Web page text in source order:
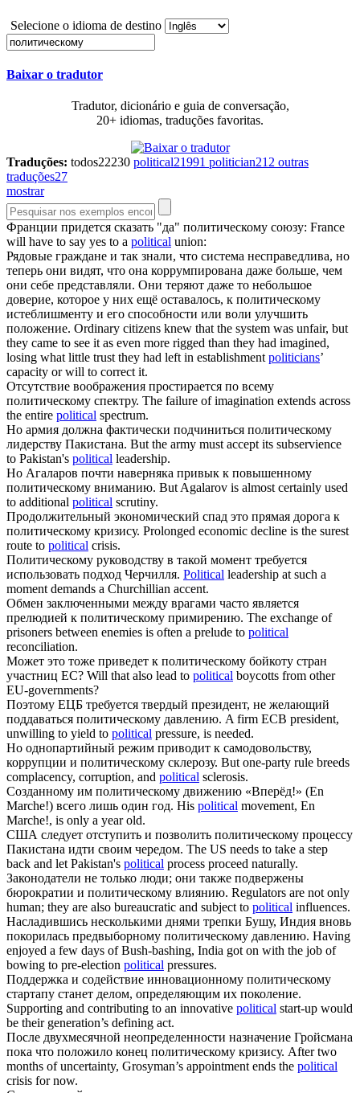
Selecione o idioma de destino
Baixar o tradutor
Tradutor, dicionário e guia de conversação,
20+ idiomas, traduções favoritas.
Traduções: todos22230 political21991 politician212 outras
traduções27
mostrar
Франции придется сказать "да" политическому союзу: France
will have to say yes to a political union:
Рядовые граждане и так знали, что система несправедлива, но
теперь они видят, что она коррумпирована даже больше, чем
они себе представляли. Они теряют даже то небольшое
доверие, которое у них ещё оставалось, к политическому
истеблишменту и его способности или воли улучшить
положение. Ordinary citizens knew that the system was unfair, but
they came to see it as even more rigged than they had imagined,
losing what little trust they had left in establishmentpoliticians’
capacity or will to correct it.
Отсутствие воображения простирается по всему
политическому спектру. The failure of imagination extends across
the entire political spectrum.
Но армия должна фактически подчиниться политическому
лидерству Пакистана. But the army must accept its subservience
to Pakistan's political leadership.
Но Агаларов почти наверняка привык к повышенному
политическому вниманию. But Agalarov is almost certainly used
to additional political scrutiny.
Продолжительный экономический спад это прямая дорога к
политическому кризису. Prolonged economic decline is the surest
route to political crisis.
Политическому руководству в такой момент требуется
использовать подход Черчилля. Political leadership at such a
moment demands a Churchillian accent.
Обмен заключенными между врагами часто является
прелюдией к политическому примирению. The exchange of
prisoners between enemies is often a prelude to political
reconciliation.
Может это тоже приведет к политическому бойкоту стран
участниц ЕС? Will that also lead to political boycotts from other
EU-governments?
Поэтому ЕЦБ требуется твердый президент, не желающий
поддаваться политическому давлению. A firm ECB president,
unwilling to yield to political pressure, is needed.
Но однопартийный режим приводит к самодовольству,
коррупции и политическому склерозу. But one-party rule breeds
complacency, corruption, and political sclerosis.
Созданному им политическому движению «Вперёд!» (En
Marche!) всего лишь один год. His political movement, En
Marche!, is only a year old.
США следует отступить и позволить политическому процессу
Пакистана идти своим чередом. The US needs to take a step
back and let Pakistan's political process proceed naturally.
Законодатели не только люди; они также подвержены
бюрократии и политическому влиянию. Regulators are not only
human; they are also bureaucratic and subject to political influences.
Насладившись несколькими днями трепки Бушу, Индия вновь
покорилась предвыборному политическому давлению. Having
enjoyed a few days of Bush-bashing, India got on with the job of
bowing to pre-election political pressures.
Поддержка и содействие инновационному политическому
стартапу станет делом, определяющим их поколение.
Supporting and contributing to an innovative political start-up would
be their generation’s defining act.
После двухмесячной неопределенности назначение Гройсмана
пока что положило конец политическому кризису. After two
months of uncertainty, Grosyman’s appointment ends the political
crisis for now.